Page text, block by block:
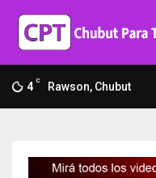
4 C Rawson, Chubut